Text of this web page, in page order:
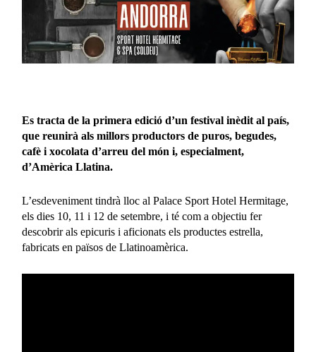
Es tracta de la primera edició d’un festival inèdit al país,
que reunirà als millors productors de puros, begudes,
cafè i xocolata d’arreu del món i, especialment,
d’Amèrica Llatina.
L’esdeveniment tindrà lloc al Palace Sport Hotel Hermitage,
els dies 10, 11 i 12 de setembre, i té com a objectiu fer
descobrir als epicuris i aficionats els productes estrella,
fabricats en països de Llatinoamèrica.